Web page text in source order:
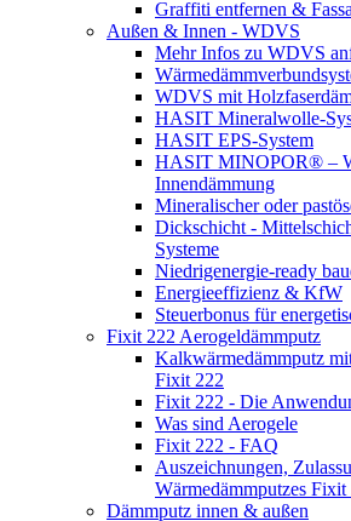
Graffiti entfernen &
Außen & Innen - WDVS
Mehr Infos zu WDVS
WDVS mit
HASIT Mineralwolle-
HASIT EPS-System
HASIT MINOPOR® –
Innendämmung
Mineralischer oder
Dickschicht -
Systeme
Niedrigenergie-ready
Energieeffizienz & KfW
Steuerbonus für
Fixit 222 Aerogeldämmputz
Kalkwärmedämmputz
Fixit 222
Fixit 222 - Die
Was sind Aerogele
Fixit 222 - FAQ
Auszeichnungen,
Wärmedämmputzes Fixit
Dämmputz innen & außen